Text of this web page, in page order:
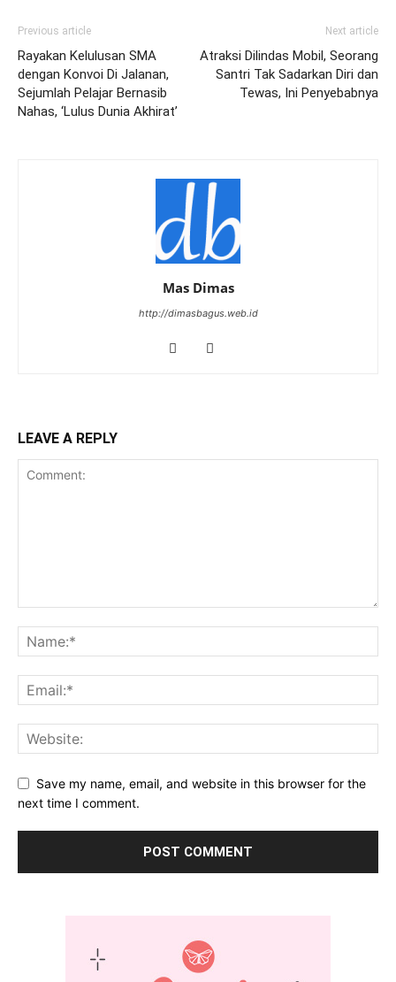
Previous article
Rayakan Kelulusan SMA
dengan Konvoi Di Jalanan,
Sejumlah Pelajar Bernasib
Nahas, ‘Lulus Dunia Akhirat’
Next article
Atraksi Dilindas Mobil, Seorang
Santri Tak Sadarkan Diri dan
Tewas, Ini Penyebabnya
Mas Dimas
http://dimasbagus.web.id
LEAVE A REPLY
Save my name, email, and website in this browser for the
next time I comment.